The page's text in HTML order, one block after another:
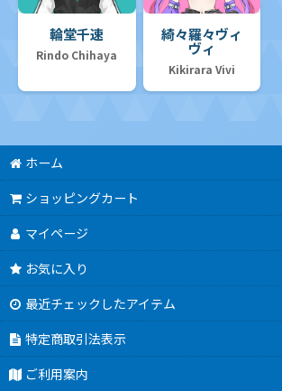
輪堂千速
Rindo Chihaya
綺々羅々ヴィ
ヴィ
Kikirara Vivi
ホーム
ショッピングカート
マイページ
お気に入り
最近チェックしたアイテム
特定商取引法表示
ご利用案内